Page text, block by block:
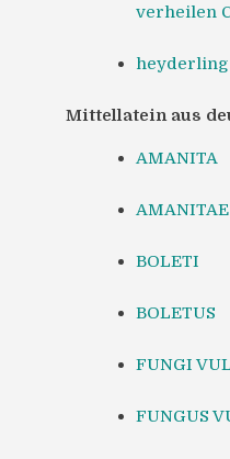
verheilen
heyderling
Mittellatein aus
AMANITA
AMANITAE
BOLETI
BOLETUS
FUNGI
FUNGUS